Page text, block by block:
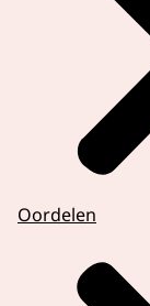
Oordelen